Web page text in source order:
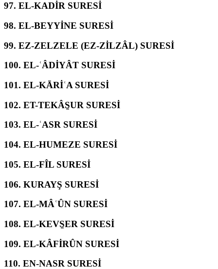
97. EL-KADİR SURESİ
98. EL-BEYYİNE SURESİ
99. EZ-ZELZELE (EZ-ZİLZÂL) SURESİ
100. EL-ʿÂDİYÂT SURESİ
101. EL-KĀRİʿA SURESİ
102. ET-TEKÂS̱UR SURESİ
103. EL-ʿASR SURESİ
104. EL-HUMEZE SURESİ
105. EL-FÎL SURESİ
106. KURAYŞ SURESİ
107. EL-MÂʿÛN SURESİ
108. EL-KEVS̱ER SURESİ
109. EL-KÂFİRÛN SURESİ
110. EN-NASR SURESİ